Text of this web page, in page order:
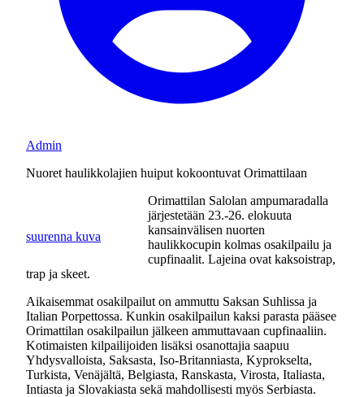
Admin
Nuoret haulikkolajien huiput kokoontuvat Orimattilaan
suurenna kuva
Orimattilan Salolan ampumaradalla
järjestetään 23.-26. elokuuta
kansainvälisen nuorten
haulikkocupin kolmas osakilpailu ja
cupfinaalit. Lajeina ovat kaksoistrap,
trap ja skeet.
Aikaisemmat osakilpailut on ammuttu Saksan Suhlissa ja
Italian Porpettossa. Kunkin osakilpailun kaksi parasta pääsee
Orimattilan osakilpailun jälkeen ammuttavaan cupfinaaliin.
Kotimaisten kilpailijoiden lisäksi osanottajia saapuu
Yhdysvalloista, Saksasta, Iso-Britanniasta, Kyprokselta,
Turkista, Venäjältä, Belgiasta, Ranskasta, Virosta, Italiasta,
Intiasta ja Slovakiasta sekä mahdollisesti myös Serbiasta.